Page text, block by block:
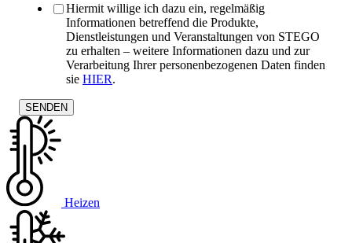
Hiermit willige ich dazu ein, regelmäßig
Informationen betreffend die Produkte,
Dienstleistungen und Veranstaltungen von STEGO
zu erhalten – weitere Informationen dazu und zur
Verarbeitung Ihrer personenbezogenen Daten finden
sie HIER.
Heizen